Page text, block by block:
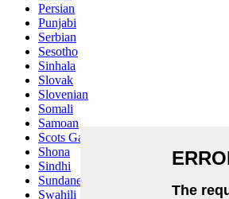
Persian
Punjabi
Serbian
Sesotho
Sinhala
Slovak
Slovenian
Somali
Samoan
Scots Gaelic
Shona
Sindhi
Sundanese
Swahili